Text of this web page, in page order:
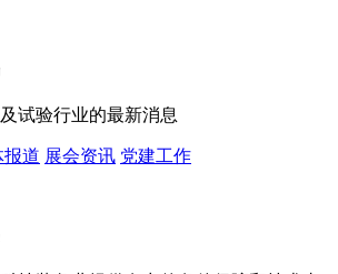
试验行业的最新消息
报道 展会资讯 党建工作